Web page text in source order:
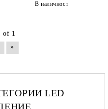
В наличност
of 1
»
LED